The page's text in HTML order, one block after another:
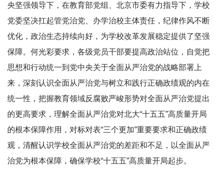
央坚强领导下，在教育部党组、北京市委有力指导下，学校
党委坚决扛起管党治党、办学治校主体责任，纪律作风不断
优化，政治生态持续向好，为学校改革发展稳定提供了坚强
保障。何光彩要求，各级党员干部要提高政治站位，自觉把
思想和行动统一到党中央关于全面从严治党的战略部署上
来，深刻认识全面从严治党与树立和践行正确政绩观的内在
统一性，把握教育领域反腐败严峻形势对全面从严治党提出
的更高要求，理解全面从严治党对北大“十五五”高质量开局
的根本保障作用，对标对表“三个更加”重要要求和正确政绩
观，清醒认识学校全面从严治党的差距和不足，以全面从严
治党为根本保障，确保学校“十五五”高质量开局起步。